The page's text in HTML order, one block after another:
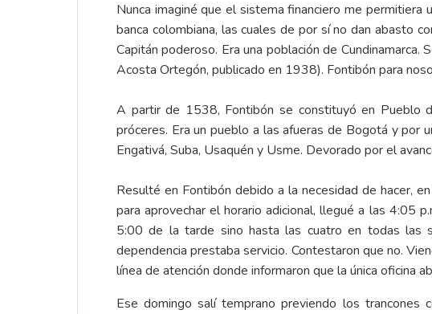
Nunca imaginé que el sistema financiero me
banca colombiana, las cuales de por sí no dan abasto
Capitán poderoso. Era una población de Cundinamarca.
Acosta Ortegón, publicado en 1938). Fontibón para
A partir de 1538, Fontibón se constituyó en Pueblo
próceres. Era un pueblo a las afueras de Bogotá y por
Engativá, Suba, Usaquén y Usme. Devorado por el
Resulté en Fontibón debido a la necesidad de hacer,
para aprovechar el horario adicional, llegué a las 4:05
5:00 de la tarde sino hasta las cuatro en todas las
dependencia prestaba servicio. Contestaron que no.
línea de atención donde informaron que la única oficina
Ese domingo salí temprano previendo los trancones